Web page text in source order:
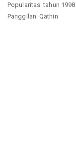
Popularitas: tahun 1998
Panggilan: Qathin